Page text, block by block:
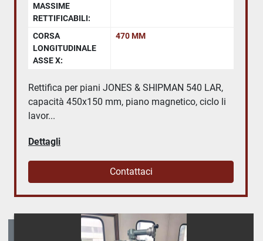
MASSIME
RETTIFICABILI:
CORSA
LONGITUDINALE
ASSE X:
470 MM
Rettifica per piani JONES & SHIPMAN 540 LAR,
capacità 450x150 mm, piano magnetico, ciclo li
lavor...
Dettagli
Contattaci